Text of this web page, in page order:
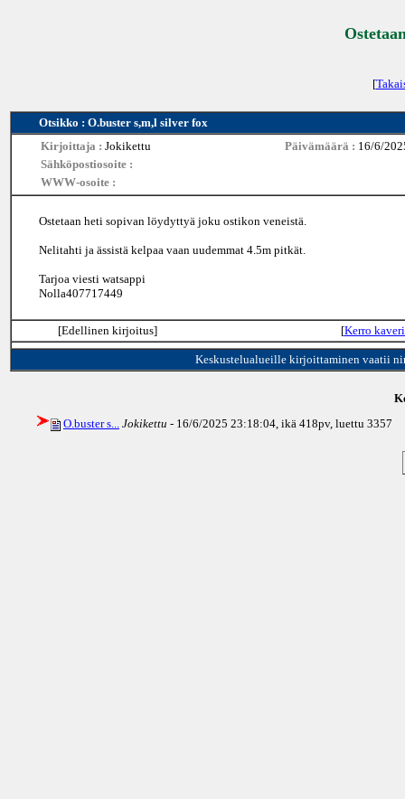
[
Otsikko : O.buster s,m,l silver fox
Kirjoittaja : Jokikettu Päivämäärä : 16/6/
Sähköpostiosoite :
WWW-osoite :
Ostetaan heti sopivan löydyttyä joku ostikon veneistä.
Nelitahti ja ässistä kelpaa vaan uudemmat 4.5m pitkät.
Tarjoa viesti watsappi
Nolla407717449
[Edellinen kirjoitus] [Kerro
Keskustelualueille kirjoittaminen vaatii
O.buster s... Jokikettu - 16/6/2025 23:18:04, ikä 418pv, luettu 3357